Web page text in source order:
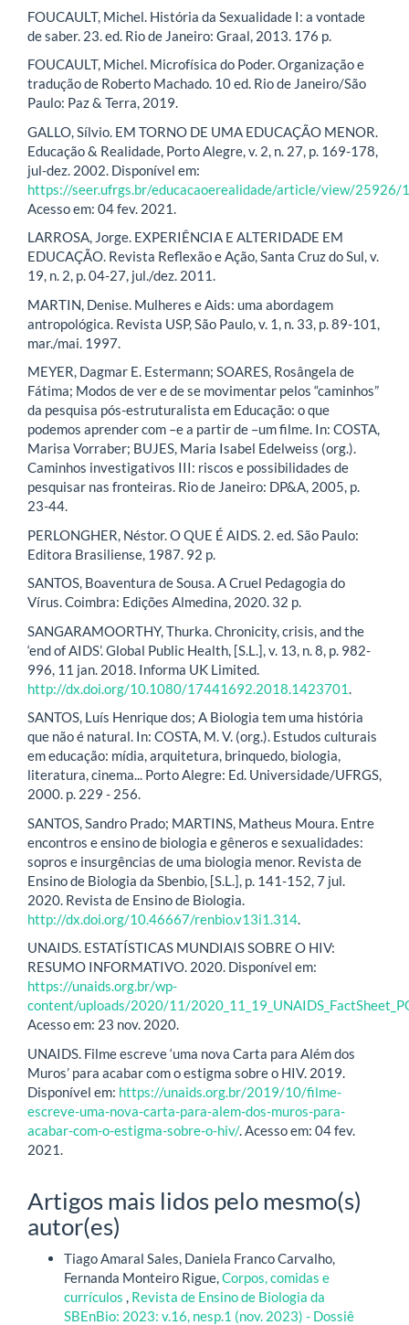
FOUCAULT, Michel. História da Sexualidade I: a vontade
de saber. 23. ed. Rio de Janeiro: Graal, 2013. 176 p.
FOUCAULT, Michel. Microfísica do Poder. Organização e
tradução de Roberto Machado. 10 ed. Rio de Janeiro/São
Paulo: Paz & Terra, 2019.
GALLO, Sílvio. EM TORNO DE UMA EDUCAÇÃO MENOR.
Educação & Realidade, Porto Alegre, v. 2, n. 27, p. 169-178,
jul-dez. 2002. Disponível em:
https://seer.ufrgs.br/educacaoerealidade/article/view/25926/
Acesso em: 04 fev. 2021.
LARROSA, Jorge. EXPERIÊNCIA E ALTERIDADE EM
EDUCAÇÃO. Revista Reflexão e Ação, Santa Cruz do Sul, v.
19, n. 2, p. 04-27, jul./dez. 2011.
MARTIN, Denise. Mulheres e Aids: uma abordagem
antropológica. Revista USP, São Paulo, v. 1, n. 33, p. 89-101,
mar./mai. 1997.
MEYER, Dagmar E. Estermann; SOARES, Rosângela de
Fátima; Modos de ver e de se movimentar pelos “caminhos”
da pesquisa pós-estruturalista em Educação: o que
podemos aprender com –e a partir de –um filme. In: COSTA,
Marisa Vorraber; BUJES, Maria Isabel Edelweiss (org.).
Caminhos investigativos III: riscos e possibilidades de
pesquisar nas fronteiras. Rio de Janeiro: DP&A, 2005, p.
23-44.
PERLONGHER, Néstor. O QUE É AIDS. 2. ed. São Paulo:
Editora Brasiliense, 1987. 92 p.
SANTOS, Boaventura de Sousa. A Cruel Pedagogia do
Vírus. Coimbra: Edições Almedina, 2020. 32 p.
SANGARAMOORTHY, Thurka. Chronicity, crisis, and the
‘end of AIDS’. Global Public Health, [S.L.], v. 13, n. 8, p. 982-
996, 11 jan. 2018. Informa UK Limited.
http://dx.doi.org/10.1080/17441692.2018.1423701.
SANTOS, Luís Henrique dos; A Biologia tem uma história
que não é natural. In: COSTA, M. V. (org.). Estudos culturais
em educação: mídia, arquitetura, brinquedo, biologia,
literatura, cinema... Porto Alegre: Ed. Universidade/UFRGS,
2000. p. 229 - 256.
SANTOS, Sandro Prado; MARTINS, Matheus Moura. Entre
encontros e ensino de biologia e gêneros e sexualidades:
sopros e insurgências de uma biologia menor. Revista de
Ensino de Biologia da Sbenbio, [S.L.], p. 141-152, 7 jul.
2020. Revista de Ensino de Biologia.
http://dx.doi.org/10.46667/renbio.v13i1.314.
UNAIDS. ESTATÍSTICAS MUNDIAIS SOBRE O HIV:
RESUMO INFORMATIVO. 2020. Disponível em:
https://unaids.org.br/wp-
content/uploads/2020/11/
Acesso em: 23 nov. 2020.
UNAIDS. Filme escreve ‘uma nova Carta para Além dos
Muros’ para acabar com o estigma sobre o HIV. 2019.
Disponível em: https://unaids.org.br/2019/10/filme-
escreve-uma-nova-carta-para-alem-dos-muros-para-
acabar-com-o-estigma-sobre-o-hiv/. Acesso em: 04 fev.
2021.
Artigos mais lidos pelo mesmo(s)
autor(es)
Tiago Amaral Sales, Daniela Franco Carvalho,
Fernanda Monteiro Rigue,Corpos, comidas e
currículos , Revista de Ensino de Biologia da
SBEnBio: 2023: v.16, nesp.1 (nov. 2023) - Dossiê